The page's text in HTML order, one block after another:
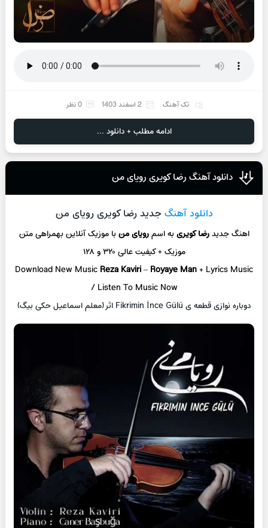
تک آهنگ 2 اسفند 1403 0 نظر
ادامه مطلب + دانلود ...
دانلود آهنگ رضا کویری رویای من
دانلود آهنگ جدید رضا کویری رویای من
اهنگ جدیدرضا کویریبه اسمرویای منبا موزیک آنلاین بهمراهی متن
موزیک + کیفیت عالی ۳۲۰ و ۱۲۸
Download New Music Reza Kaviri– Royaye Man+ Lyrics Music
/ Listen To Music Now
دوباره نوازی قطعه ی Fikrimin İnce Gülü اثر (معلم اسماعیل حکی بیگ)